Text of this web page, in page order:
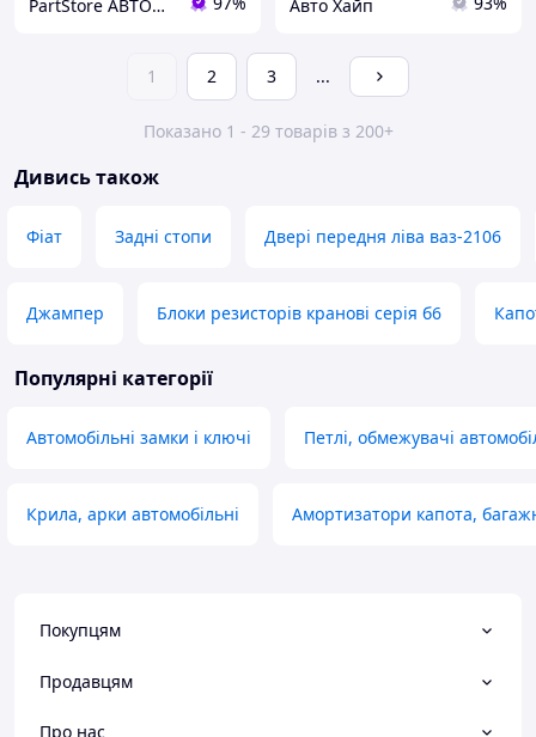
PartStore АВТОСВІТ Авто Хайп
1 2 3 ...
Показано 1 - 29 товарів з 200+
Дивись також
Фіат Задні стопи Двері передня ліва ваз-2106
Джампер Блоки резисторів кранові серія б6
Популярні категорії
Автомобільні замки і ключі Петлі, обмежувачі
Крила, арки автомобільні Амортизатори капота,
Покупцям
Продавцям
Про нас